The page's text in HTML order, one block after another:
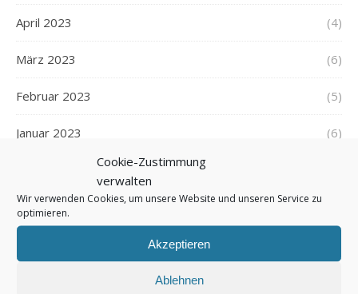
Cookie-Zustimmung
verwalten
Wir verwenden Cookies, um unsere Website und unseren Service zu
optimieren.
Akzeptieren
Ablehnen
April 2023 (4)
März 2023 (6)
Februar 2023 (5)
Januar 2023 (6)
Dezember 2022
November 2022